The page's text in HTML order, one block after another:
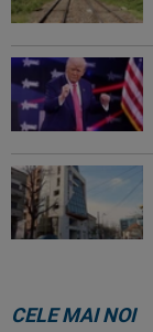
CELE MAI NOI